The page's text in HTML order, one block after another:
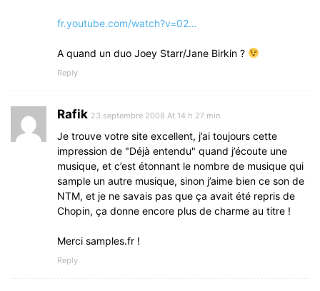
fr.youtube.com/watch?v=02…
A quand un duo Joey Starr/Jane Birkin ?
Reply
Rafik 23 septembre 2008 At 14 h 27 min
Je trouve votre site excellent, j’ai toujours cette
impression de "Déjà entendu" quand j’écoute une
musique, et c’est étonnant le nombre de musique qui
sample un autre musique, sinon j’aime bien ce son de
NTM, et je ne savais pas que ça avait été repris de
Chopin, ça donne encore plus de charme au titre !
Merci samples.fr !
Reply